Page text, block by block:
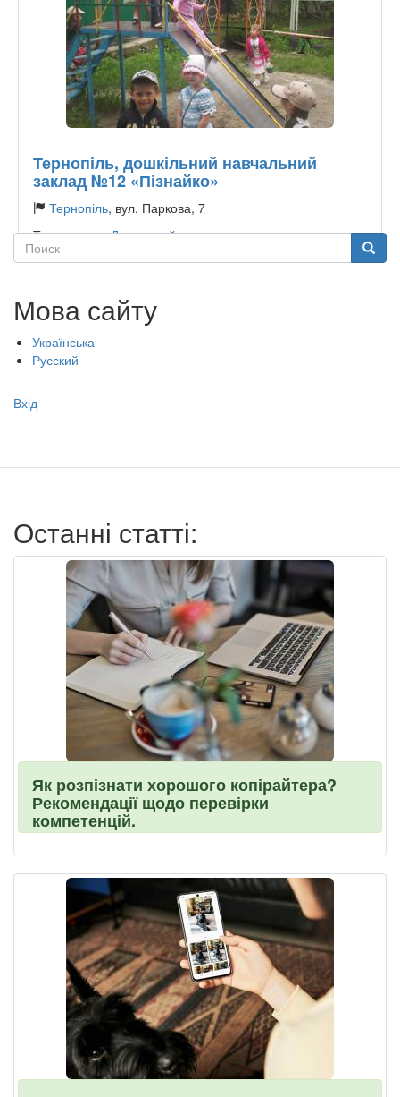
Тернопіль, дошкільний навчальний
заклад №12 «Пізнайко»
Тернопіль, вул. Паркова, 7
Тип садочку:Державний
Поиск Поиск
Мова сайту
Українська
Русский
Меню
записи
Вхід
Останні статті:
Як розпізнати хорошого копірайтера?
Рекомендації щодо перевірки
компетенцій.